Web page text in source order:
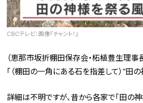
CBCテレビ：画像『チャント！』
（恵那市坂折棚田保存会・柘植豊生理事長
「（棚田の一角にある石を指差して）“田
詳細は不明ですが、昔から各家で「田の